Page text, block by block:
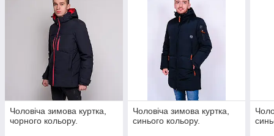
Чоловіча зимова куртка,
чорного кольору.
Чоловіча зимова куртка,
синього кольору.